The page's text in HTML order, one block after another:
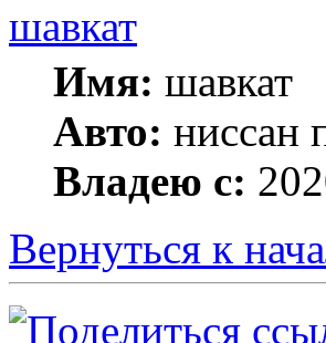
шавкат
Имя: шавкат
Авто: ниссан
Владею с:
Вернуться к